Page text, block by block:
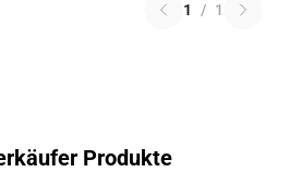
1 / 1
Produkte